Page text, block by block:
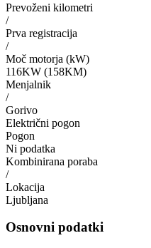
Prevoženi kilometri
/
Prva registracija
/
Moč motorja (kW)
116KW (158KM)
Menjalnik
/
Gorivo
Električni pogon
Pogon
Ni podatka
Kombinirana poraba
/
Lokacija
Ljubljana
Osnovni podatki